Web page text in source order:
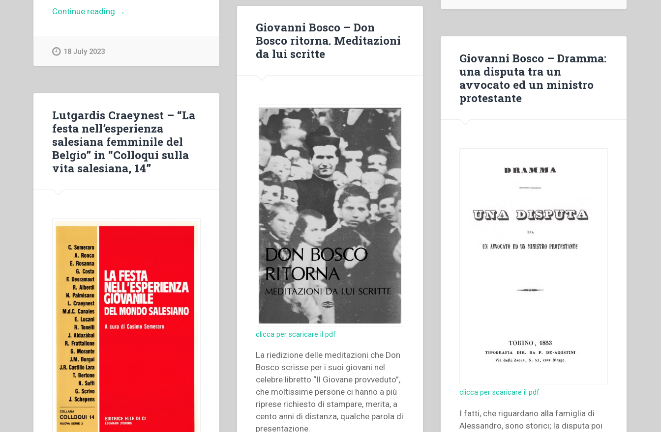
“Atti
XVI
settimana
di
Famiglia
Salesiana””
delle
della
«tavola
rotonda»”
spiritualità
per
Famiglia
Salesiana””
Continue reading “Cosimo
sulla
Salesiana
18””
→
18 July 2023
Giovanni Bosco – Don
Bosco ritorna. Meditazioni
da lui scritte
clicca per scaricare il pdf
La riedizione delle meditazioni che Don
Bosco scrisse per i suoi giovani nel
celebre libretto “Il Giovane provveduto”,
che moltissime persone ci hanno a più
riprese richiesto di stampare, merita, a
cento anni di distanza, qualche parola di
presentazione.
Giovanni Bosco – Dramma:
una disputa tra un
avvocato ed un ministro
protestante
clicca per scaricare il pdf
I fatti, che riguardano alla famiglia di
Alessandro, sono storici; la disputa poi
Lutgardis Craeynest – “La
festa nell’esperienza
salesiana femminile del
Belgio” in “Colloqui sulla
vita salesiana, 14”